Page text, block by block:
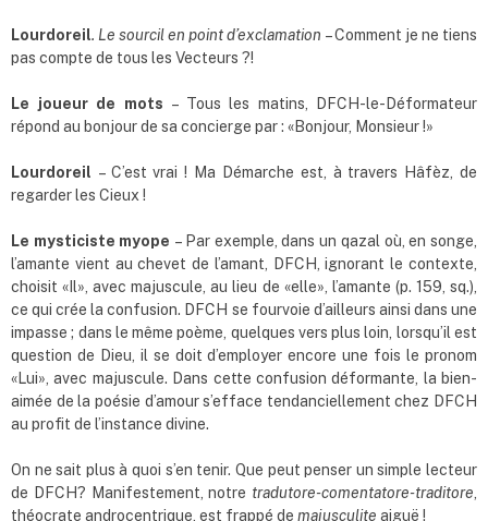
Lourdoreil. Le sourcil en point d’exclamation – Comment je ne tiens
pas compte de tous les Vecteurs ?!
Le joueur de mots – Tous les matins, DFCH-le-Déformateur
répond au bonjour de sa concierge par : «Bonjour, Monsieur !»
Lourdoreil – C’est vrai ! Ma Démarche est, à travers Hâfèz, de
regarder les Cieux !
Le mysticiste myope – Par exemple, dans un qazal où, en songe,
l’amante vient au chevet de l’amant, DFCH, ignorant le contexte,
choisit «Il», avec majuscule, au lieu de «elle», l’amante (p. 159, sq.),
ce qui crée la confusion. DFCH se fourvoie d’ailleurs ainsi dans une
impasse ; dans le même poème, quelques vers plus loin, lorsqu’il est
question de Dieu, il se doit d’employer encore une fois le pronom
«Lui», avec majuscule. Dans cette confusion déformante, la bien-
aimée de la poésie d’amour s’efface tendanciellement chez DFCH
au profit de l’instance divine.
On ne sait plus à quoi s’en tenir. Que peut penser un simple lecteur
de DFCH? Manifestement, notre tradutore-comentatore-traditore
théocrate androcentrique, est frappé de majusculite aiguë !